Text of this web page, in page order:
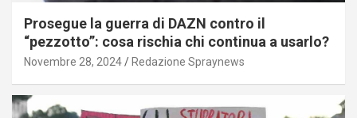
Prosegue la guerra di DAZN contro il
“pezzotto”: cosa rischia chi continua a usarlo?
Novembre 28, 2024 Redazione Spraynews